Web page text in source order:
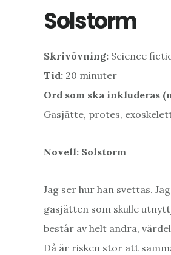
Solstorm
Skrivövning: Science
Tid: 20 minuter
Ord som ska inkluderas
Gasjätte, protes,
Novell: Solstorm
Jag ser hur han svettas.
gasjätten som skulle
består av helt andra,
Då är risken stor att